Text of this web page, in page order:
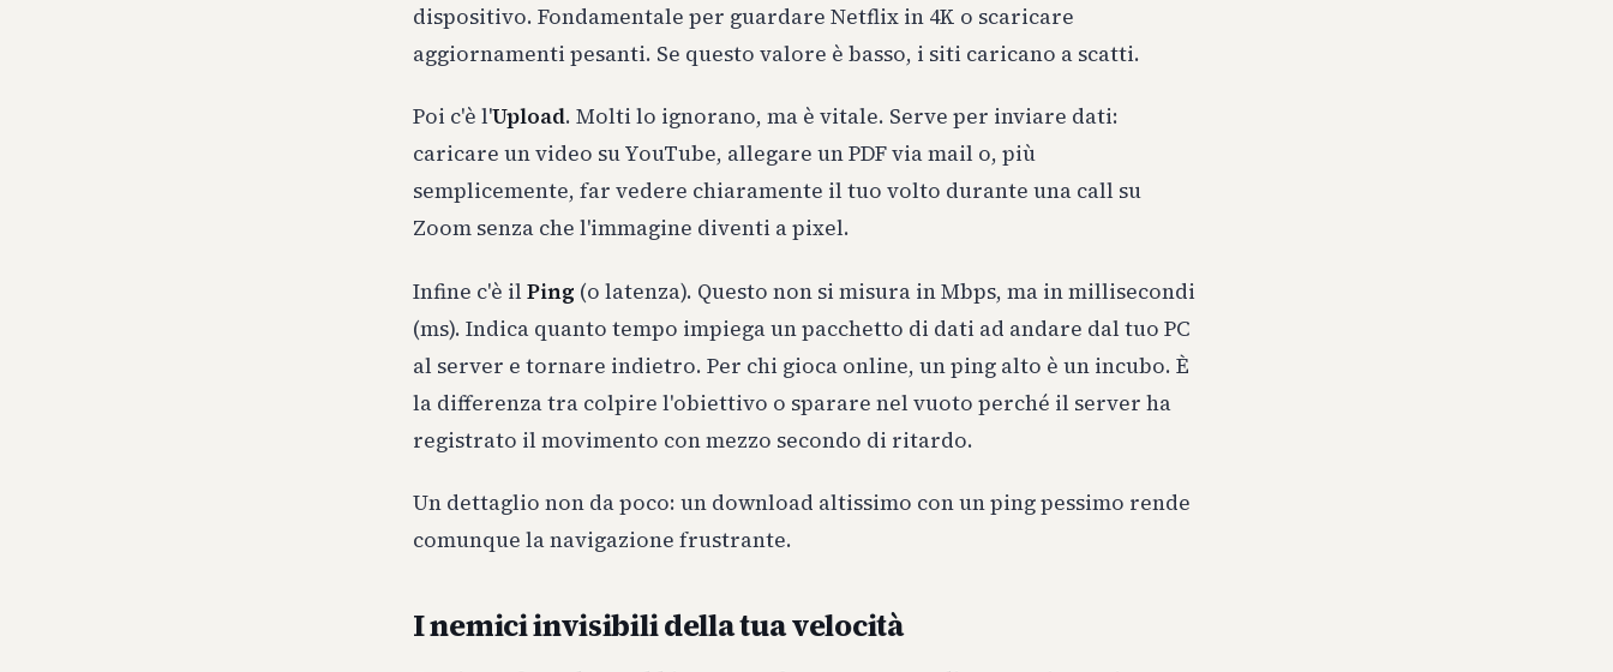
dispositivo. Fondamentale per guardare Netflix in 4K o scaricare
aggiornamenti pesanti. Se questo valore è basso, i siti caricano a scatti.
Poi c'è l'Upload. Molti lo ignorano, ma è vitale. Serve per inviare dati:
caricare un video su YouTube, allegare un PDF via mail o, più
semplicemente, far vedere chiaramente il tuo volto durante una call su
Zoom senza che l'immagine diventi a pixel.
Infine c'è il Ping (o latenza). Questo non si misura in Mbps, ma in millisecondi
(ms). Indica quanto tempo impiega un pacchetto di dati ad andare dal tuo PC
al server e tornare indietro. Per chi gioca online, un ping alto è un incubo. È
la differenza tra colpire l'obiettivo o sparare nel vuoto perché il server ha
registrato il movimento con mezzo secondo di ritardo.
Un dettaglio non da poco: un download altissimo con un ping pessimo rende
comunque la navigazione frustrante.
I nemici invisibili della tua velocità